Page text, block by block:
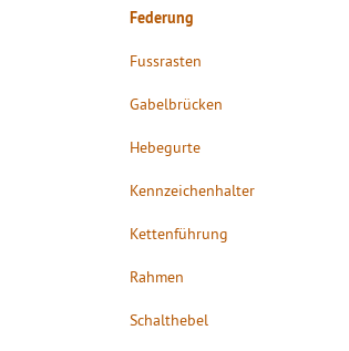
Federung
Fussrasten
Gabelbrücken
Hebegurte
Kennzeichenhalter
Kettenführung
Rahmen
Schalthebel